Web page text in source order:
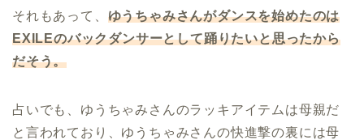
それもあって、 ゆうちゃみさんがダンスを始めたのは
EXILEのバックダンサーとして踊りたいと思ったから
だそう。
占いでも、ゆうちゃみさんのラッキアイテムは母親だ
と言われており、ゆうちゃみさんの快進撃の裏には母